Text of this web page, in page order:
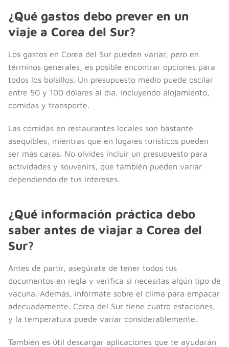
¿Qué gastos debo prever en un
viaje a Corea del Sur?
Los gastos en Corea del Sur pueden variar, pero en
términos generales, es posible encontrar opciones para
todos los bolsillos. Un presupuesto medio puede oscilar
entre 50 y 100 dólares al día, incluyendo alojamiento,
comidas y transporte.
Las comidas en restaurantes locales son bastante
asequibles, mientras que en lugares turísticos pueden
ser más caras. No olvides incluir un presupuesto para
actividades y souvenirs, que también pueden variar
dependiendo de tus intereses.
¿Qué información práctica debo
saber antes de viajar a Corea del
Sur?
Antes de partir, asegúrate de tener todos tus
documentos en regla y verifica si necesitas algún tipo de
vacuna. Además, infórmate sobre el clima para empacar
adecuadamente. Corea del Sur tiene cuatro estaciones,
y la temperatura puede variar considerablemente.
También es útil descargar aplicaciones que te ayudarán